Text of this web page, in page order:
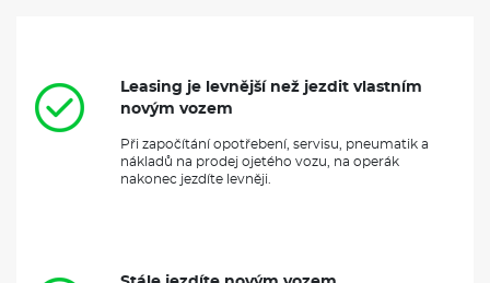
Leasing je levnější než jezdit vlastním
novým vozem
Při započítání opotřebení, servisu, pneumatik a
nákladů na prodej ojetého vozu, na operák
nakonec jezdíte levněji.